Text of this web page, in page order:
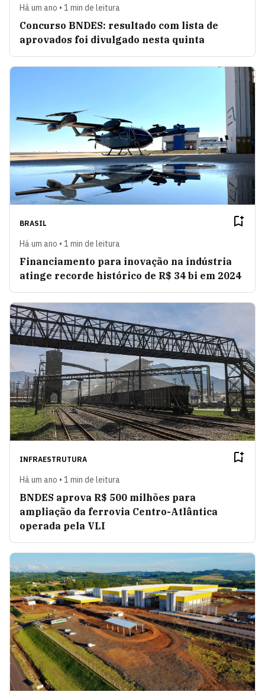
Há um ano • 1 min de leitura
Concurso BNDES: resultado com lista de
aprovados foi divulgado nesta quinta
BRASIL
Há um ano • 1 min de leitura
Financiamento para inovação na indústria
atinge recorde histórico de R$ 34 bi em 2024
INFRAESTRUTURA
Há um ano • 1 min de leitura
BNDES aprova R$ 500 milhões para
ampliação da ferrovia Centro-Atlântica
operada pela VLI